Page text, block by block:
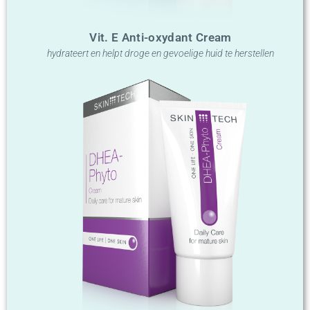
Vit. E Anti-oxydant Cream
hydrateert en helpt droge en gevoelige huid te herstellen